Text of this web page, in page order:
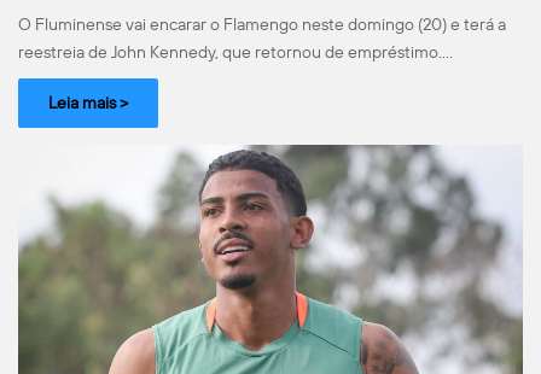
O Fluminense vai encarar o Flamengo neste domingo (20) e terá a
reestreia de John Kennedy, que retornou de empréstimo.…
Leia mais >